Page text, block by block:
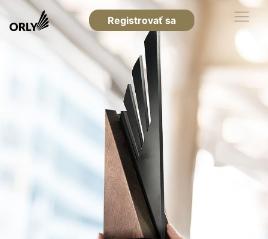
Registrovať sa